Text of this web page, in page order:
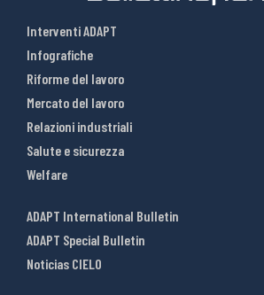
Interventi ADAPT
Infografiche
Riforme del lavoro
Mercato del lavoro
Relazioni industriali
Salute e sicurezza
Welfare
ADAPT International Bulletin
ADAPT Special Bulletin
Noticias CIELO